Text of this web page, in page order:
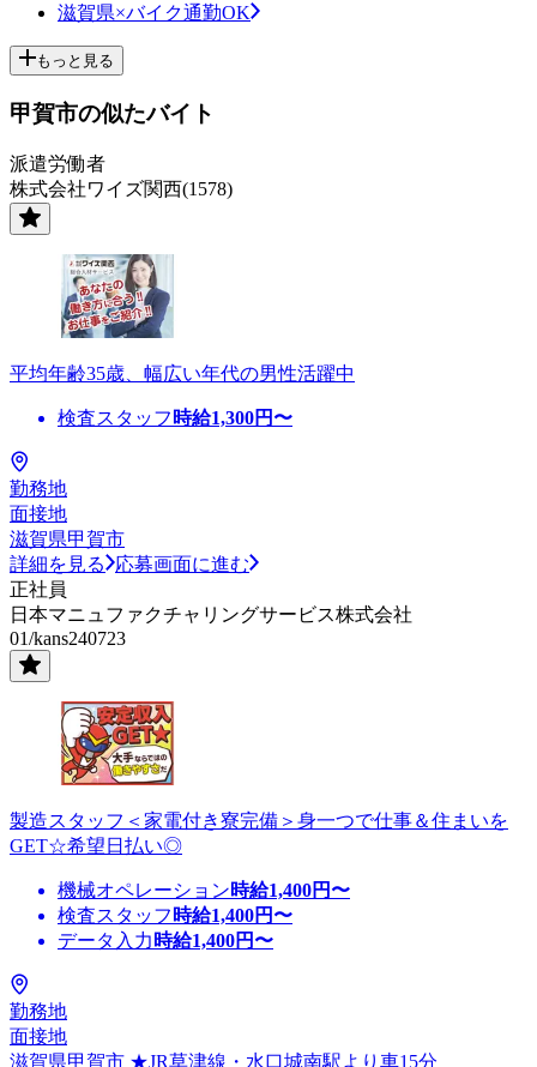
滋賀県×バイク通勤OK
もっと見る
甲賀市の似たバイト
派遣労働者
株式会社ワイズ関西(1578)
平均年齢35歳、幅広い年代の男性活躍中
検査スタッフ 時給1,300円〜
勤務地
面接地
滋賀県甲賀市
詳細を見る
応募画面に進む
正社員
日本マニュファクチャリングサービス株式会社
01/kans240723
製造スタッフ＜家電付き寮完備＞身一つで仕事＆住まいを
GET☆希望日払い◎
機械オペレーション時給1,400円〜
検査スタッフ 時給1,400円〜
データ入力 時給1,400円〜
勤務地
面接地
滋賀県甲賀市 ★JR草津線・水口城南駅より車15分